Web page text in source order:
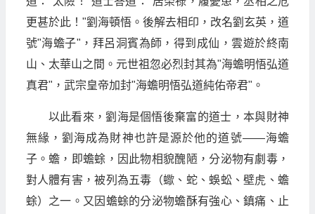
更甚於此！"劉海頓悟。後解去相印，改名劉玄英，道
號"海蟾子"，拜呂洞賓為師，得到成仙，雲遊於終南
山、太華山之間。元世祖忽必烈封其為"海蟾明悟弘道
真君"，武宗皇帝加封"海蟾明悟弘道純佑帝君"。
以此看來，劉海是個悟後棄富的道士，本與財神
無緣，劉海成為財神也許是源於他的道號——海蟾
子。蟾，即蟾蜍，因此物相貌醜陋，分泌物有劇毒，
對人體有害，被列為五毒（蠍、蛇、蜈蚣、壁虎、蟾
蜍）之一。又因蟾蜍的分泌物蟾酥有強心、鎮痛、止